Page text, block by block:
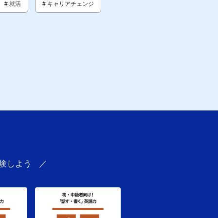
# 就活 # キャリアチェンジ
しよう